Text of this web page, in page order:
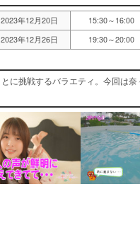
2023年12月20日
15:30～16:00
2023年12月26日 19:30～20:00
に挑戦するバラエティ。今回は